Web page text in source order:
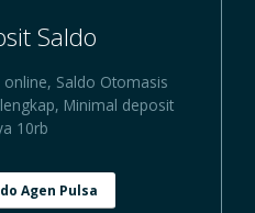
Saldo
Saldo Otomasis
Minimal deposit
10rb
Agen Pulsa